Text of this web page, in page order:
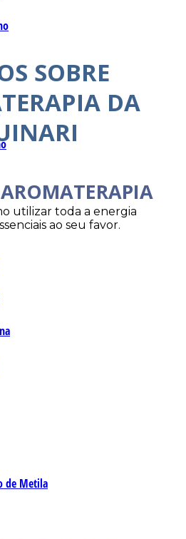
de Metila
SOBRE
DA
utilizar toda a energia
ao seu favor.